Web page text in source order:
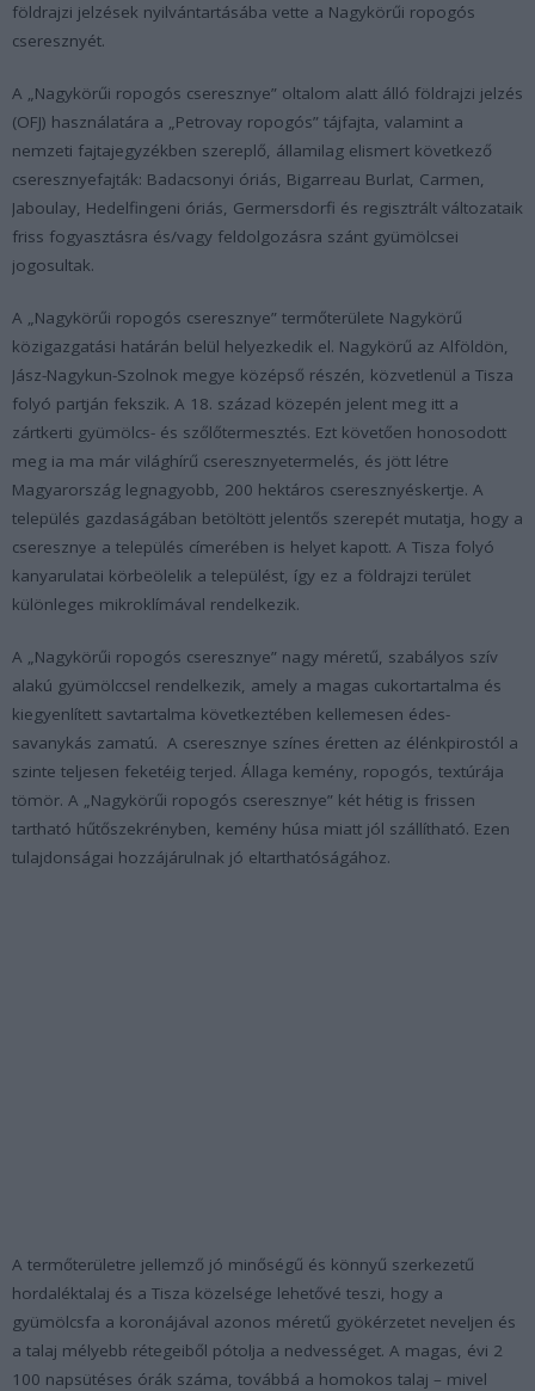
földrajzi jelzések nyilvántartásába vette a Nagykörűi ropogós
cseresznyét.
A „Nagykörűi ropogós cseresznye” oltalom alatt álló földrajzi jelzés
(OFJ) használatára a „Petrovay ropogós” tájfajta, valamint a
nemzeti fajtajegyzékben szereplő, államilag elismert következő
cseresznyefajták: Badacsonyi óriás, Bigarreau Burlat, Carmen,
Jaboulay, Hedelfingeni óriás, Germersdorfi és regisztrált változataik
friss fogyasztásra és/vagy feldolgozásra szánt gyümölcsei
jogosultak.
A „Nagykörűi ropogós cseresznye” termőterülete Nagykörű
közigazgatási határán belül helyezkedik el. Nagykörű az Alföldön,
Jász-Nagykun-Szolnok megye középső részén, közvetlenül a Tisza
folyó partján fekszik. A 18. század közepén jelent meg itt a
zártkerti gyümölcs- és szőlőtermesztés. Ezt követően honosodott
meg ia ma már világhírű cseresznyetermelés, és jött létre
Magyarország legnagyobb, 200 hektáros cseresznyéskertje. A
település gazdaságában betöltött jelentős szerepét mutatja, hogy a
cseresznye a település címerében is helyet kapott. A Tisza folyó
kanyarulatai körbeölelik a települést, így ez a földrajzi terület
különleges mikroklímával rendelkezik.
A „Nagykörűi ropogós cseresznye” nagy méretű, szabályos szív
alakú gyümölccsel rendelkezik, amely a magas cukortartalma és
kiegyenlített savtartalma következtében kellemesen édes-
savanykás zamatú. A cseresznye színes éretten az élénkpirostól a
szinte teljesen feketéig terjed. Állaga kemény, ropogós, textúrája
tömör. A „Nagykörűi ropogós cseresznye” két hétig is frissen
tartható hűtőszekrényben, kemény húsa miatt jól szállítható. Ezen
tulajdonságai hozzájárulnak jó eltarthatóságához.
A termőterületre jellemző jó minőségű és könnyű szerkezetű
hordaléktalaj és a Tisza közelsége lehetővé teszi, hogy a
gyümölcsfa a koronájával azonos méretű gyökérzetet neveljen és
a talaj mélyebb rétegeiből pótolja a nedvességet. A magas, évi 2
100 napsütéses órák száma, továbbá a homokos talaj – mivel